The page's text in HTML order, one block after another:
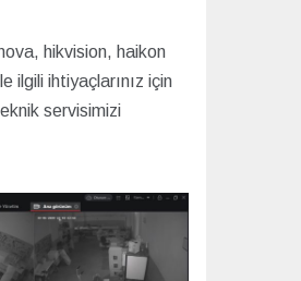
hikvision, haikon
ilgili ihtiyaçlarınız için
servisimizi